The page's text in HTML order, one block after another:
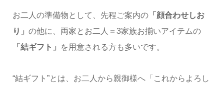
お二人の準備物として、先程ご案内の「顔合わせしお
り」 の他に、両家とお二人＝3家族お揃いアイテムの
「結ギフト」
を用意される方も多いです。
“結ギフト”とは、お二人から親御様へ「これからよろし